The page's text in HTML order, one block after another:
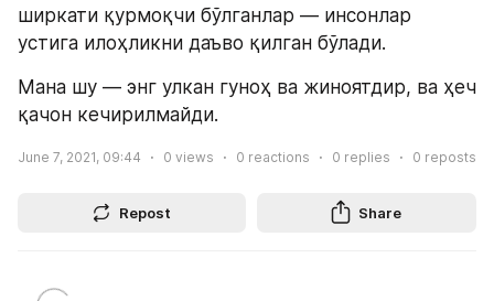
ширкати қурмоқчи бўлганлар — инсонлар
устига илоҳликни даъво қилган бўлади.
Мана шу — энг улкан гуноҳ ва жиноятдир, ва ҳеч
қачон кечирилмайди.
June 7, 2021, 09:44 0 views 0 reactions 0 replies 0 reposts
Repost Share